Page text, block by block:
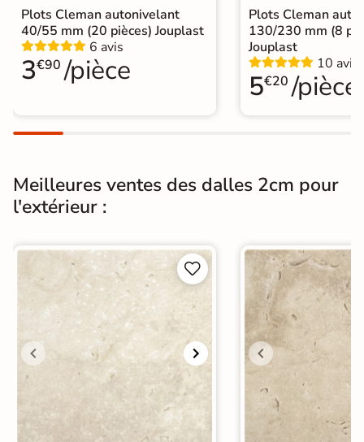
Pose
A poser directement sur sable, gravier
ou herbe
A coller sur ancien carrelage
Normes
Type de pose
Pose sur plots
Catégories
Carrelage Beige
Carrelage sur plot effet pierre
|
Dalle travertin
Plots Cleman autonivelant
40/55 mm (20 pièces) Jouplast
6 avis
3€90 /pièce
Plots Cleman
130/230 mm (8
Jouplast
10 avis
5€20 /pièce
Meilleures ventes des dalles 2cm pour
l'extérieur :

